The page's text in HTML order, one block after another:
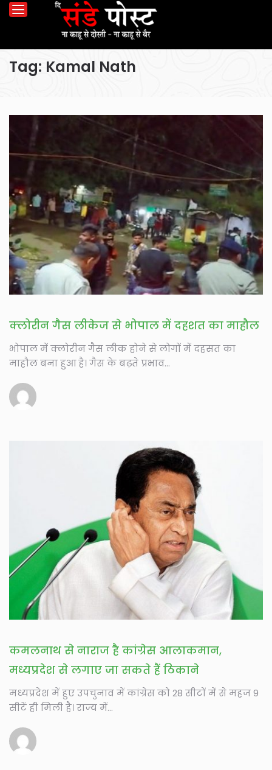
Tag: Kamal Nath
क्लोरीन गैस लीकेज से भोपाल में दहशत का माहौल
भोपाल में क्लोरीन गैस लीक होने से लोगों में दहसत का
माहौल बना हुआ है। गैस के बढ़ते प्रभाव...
कमलनाथ से नाराज है कांग्रेस आलाकमान,
मध्यप्रदेश से लगाए जा सकते हैं ठिकाने
मध्यप्रदेश में हुए उपचुनाव में कांग्रेस को 28 सीटों में से महज 9
सीटें ही मिली है। राज्य में...